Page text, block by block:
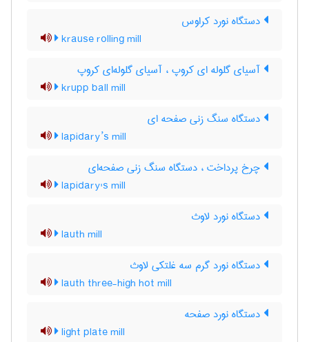
دستگاه نورد کراوس
krause rolling mill
آسیای گلوله ای کروپ ، آسیای گلوله‌ای کروپ
krupp ball mill
دستگاه سنگ زنی صفحه ای
lapidary’s mill
چرخ پرداخت ، دستگاه سنگ زنی صفحه‌ای
lapidary's mill
دستگاه نورد لاوث
lauth mill
دستگاه نورد گرم سه غلتکی لاوث
lauth three-high hot mill
دستگاه نورد صفحه
light plate mill